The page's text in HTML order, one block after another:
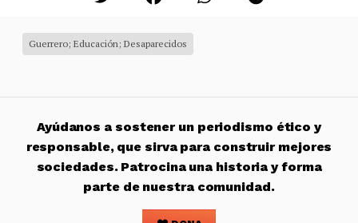
Guerrero; Educación; Desaparecidos
Ayúdanos a sostener un periodismo ético y
responsable, que sirva para construir mejores
sociedades. Patrocina una historia y forma
parte de nuestra comunidad.